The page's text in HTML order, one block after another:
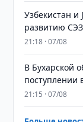
Узбекистан
развитию СЭЗ
21:18 · 07/08
В Бухарской
поступлении
21:15 · 07/08